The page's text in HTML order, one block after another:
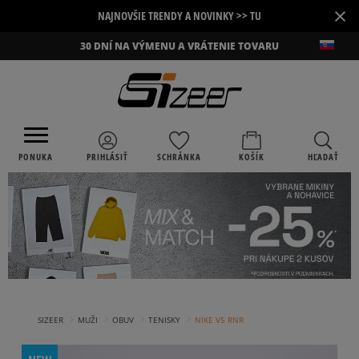
NAJNOVŠIE TRENDY A NOVINKY >> TU ×
30 DNÍ NA VÝMENU A VRÁTENIE TOVARU
PONUKA PRIHLÁSIŤ SCHRÁNKA KOŠÍK HĽADAŤ
SIZEER MUŽI OBUV TENISKY NIKE V5 RNR